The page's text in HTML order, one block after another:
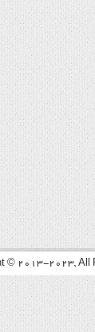
© 2013-2023, All